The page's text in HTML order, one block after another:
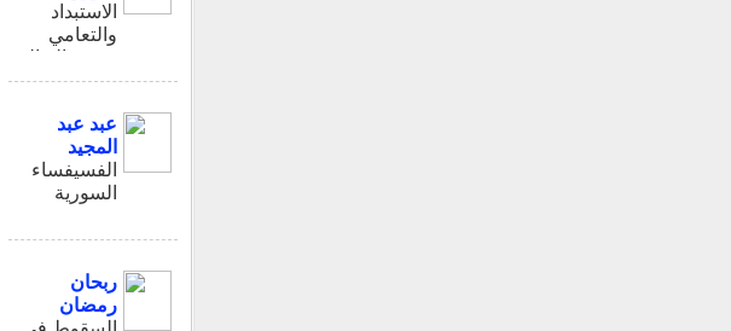
الاستبداد
والتعامي
ونعمة التوالد
عبد عبد
المجيد
الفسيفساء
السورية
ربحان
رمضان